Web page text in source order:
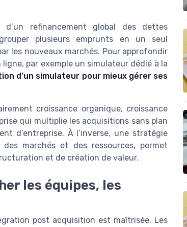
d’un refinancement global des dettes
plusieurs emprunts en un seul
les nouveaux marchés. Pour approfondir
par exemple un simulateur dédié à la
d’un simulateur pour mieux gérer ses
croissance organique, croissance
qui multiplie les acquisitions sans plan
d’entreprise. À l’inverse, une stratégie
marchés et des ressources, permet
et de création de valeur.
les équipes, les
post acquisition est maîtrisée. Les